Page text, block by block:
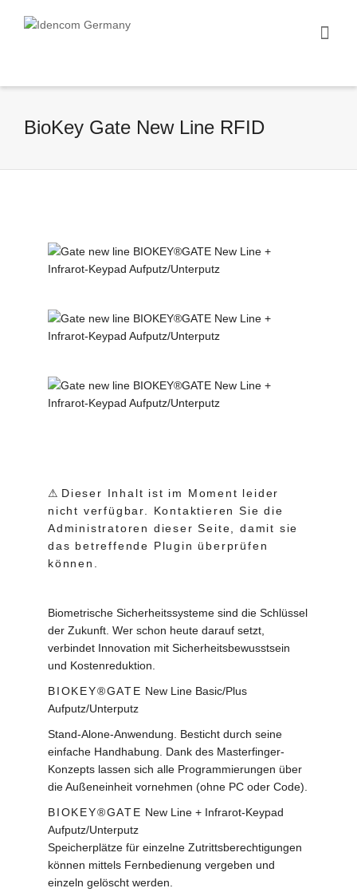
BioKey Gate New Line RFID
⚠ Dieser Inhalt ist im Moment leider
nicht verfügbar. Kontaktieren Sie die
Administratoren dieser Seite, damit sie
das betreffende Plugin überprüfen
können.
Biometrische Sicherheitssysteme sind die Schlüssel
der Zukunft. Wer schon heute darauf setzt,
verbindet Innovation mit Sicherheitsbewusstsein
und Kostenreduktion.
BIOKEY®GATE New Line Basic/Plus
Aufputz/Unterputz
Stand-Alone-Anwendung. Besticht durch seine
einfache Handhabung. Dank des Masterfinger-
Konzepts lassen sich alle Programmierungen über
die Außeneinheit vornehmen (ohne PC oder Code).
BIOKEY®GATE New Line + Infrarot-Keypad
Aufputz/Unterputz
Speicherplätze für einzelne Zutrittsberechtigungen
können mittels Fernbedienung vergeben und
einzeln gelöscht werden.